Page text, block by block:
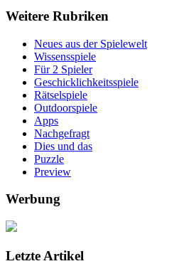
Weitere Rubriken
Neues aus der Spielewelt
Wissensspiele
Für 2 Spieler
Geschicklichkeitsspiele
Rätselspiele
Outdoorspiele
Apps
Nachgefragt
Dies und das
Puzzle
Preview
Werbung
Letzte Artikel